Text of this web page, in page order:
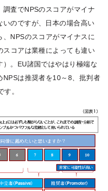
調査でNPSのスコアがマイナ
いのですが、日本の場合高い
NPSのスコアがマイナスに
スコアは業種によっても違い
）。EU諸国ではやはり極端な
NPSは推奨者を10～8、批判者
。